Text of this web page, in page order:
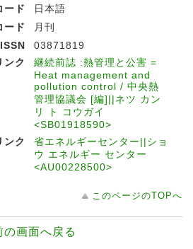
ード
日本語
ード
月刊
ISSN
03871819
ンク
継続前誌 :熱管理と公害 =
Heat management and
pollution control / 中央熱
管理協議会 [編]||ネツ カン
リ ト コウガイ
<SB01918590>
ンク
省エネルギーセンター||ショ
ウ エネルギー センター
<AU00228500>
このページのTOPへ
の画面へ戻る